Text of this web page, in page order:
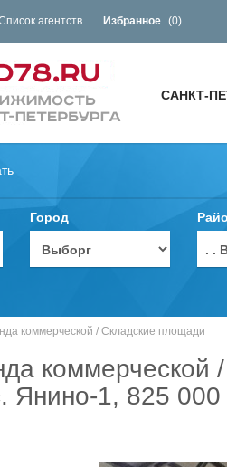
агентств Избранное (0)
САНКТ-
Город
. .
коммерческой / Складские площади
коммерческой
Янино-1, 825 000